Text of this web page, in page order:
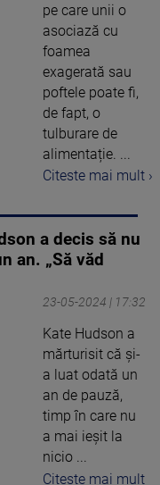
pe care unii o
asociază cu
foamea
exagerată sau
poftele poate fi,
de fapt, o
tulburare de
alimentație. ...
Citeste mai mult ›
a decis să nu
an. „Să văd
23-05-2024 | 17:32
Kate Hudson a
mărturisit că și-
a luat odată un
an de pauză,
timp în care nu
a mai ieșit la
nicio ...
Citeste mai mult